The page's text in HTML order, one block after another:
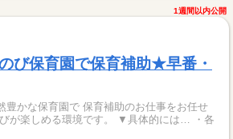
1週間以内公開
び保育園で保育補助★早番・
豊かな保育園で 保育補助のお仕事をお任せ
る環境です。 ▼具体的には… ・各